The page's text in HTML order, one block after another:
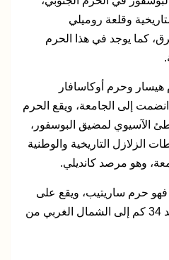
وقلعة روميلي
كما يوجد في هذا الحرم
وحرم أوكاسافار
إلى الجامعة، ويقع الحرم
الآسيوي لمضيق البوسفور،
الزلازل التاريخية والوطنية
وهو مرصد كانديلي.
حرم ساريتيب، ويقع على
ساحل البحر الأسود وعلى بعد 34 كم إلى الشمال الغربي من